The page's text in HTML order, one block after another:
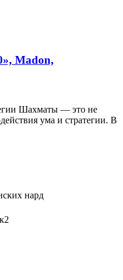
Madon,
Шахматы — это не
ума и стратегии. В
нард